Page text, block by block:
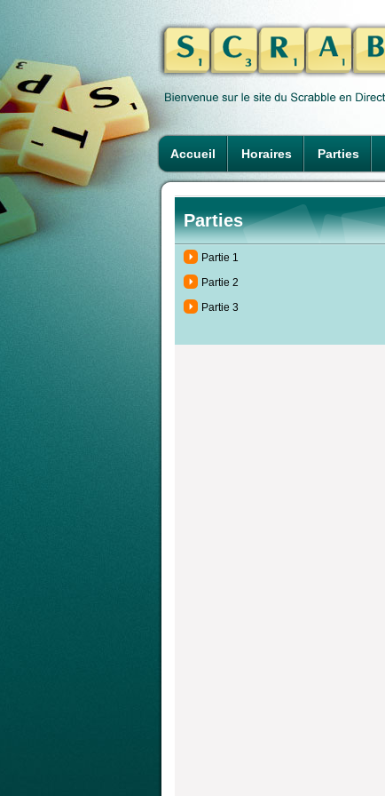
Accueil Horaires Parties
Parties
Partie 1
Partie 2
Partie 3